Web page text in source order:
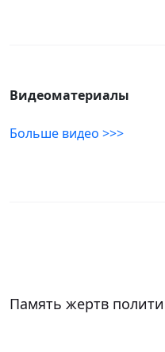
Видеоматериалы
Больше видео >>>
Память жертв